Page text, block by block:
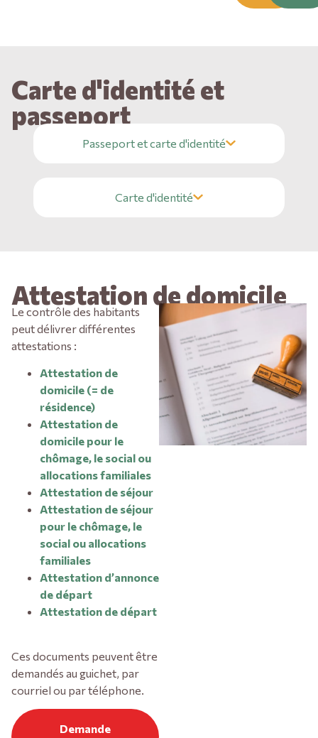
Carte d'identité et
passeport
Passeport et carte d'identité
Carte d'identité
Attestation de domicile
Le contrôle des habitants
peut délivrer différentes
attestations :
Attestation de
domicile (= de
résidence)
Attestation de
domicile pour le
chômage, le social ou
allocations familiales
Attestation de séjour
Attestation de séjour
pour le chômage, le
social ou allocations
familiales
Attestation d’annonce
de départ
Attestation de départ
Ces documents peuvent être
demandés au guichet, par
courriel ou par téléphone.
Demande